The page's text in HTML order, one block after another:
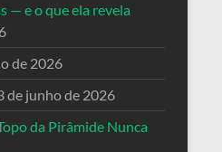
— e o que ela revela
de 2026
de junho de 2026
da Pirâmide Nunca